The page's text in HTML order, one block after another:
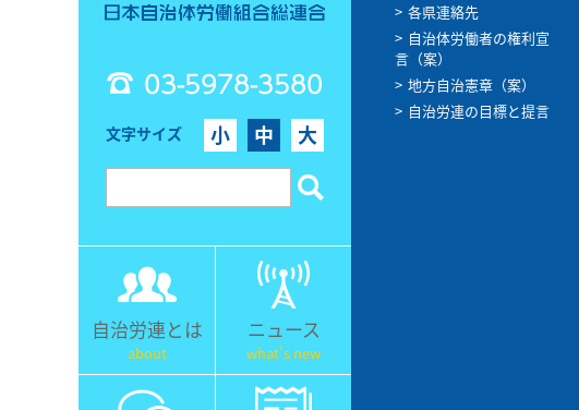
03-5978-3580
文字サイズ 小 中 大
自治労連とは
about
ニュース
what's new
各県連絡先
自治体労働者の権利宣
言（案）
地方自治憲章（案）
自治労連の目標と提言